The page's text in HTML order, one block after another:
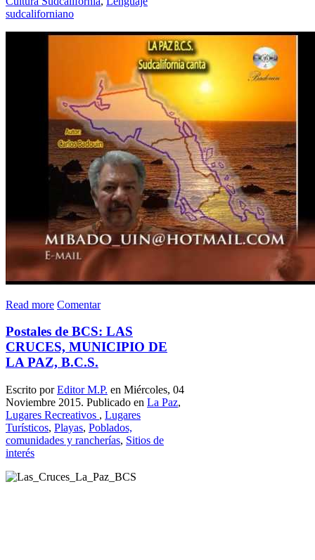
sudcaliforniano
Read more Comentar
Postales de BCS: LAS
CRUCES, MUNICIPIO DE
LA PAZ, B.C.S.
Escrito porEditor M.P. en Miércoles, 04
Noviembre 2015. Publicado en La Paz,
Lugares Recreativos , Lugares
Turísticos, Playas, Poblados,
comunidades y rancherías, Sitios de
interés